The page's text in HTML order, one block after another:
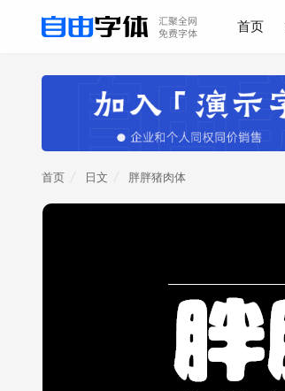
首页
首页 日文 胖胖猪肉体